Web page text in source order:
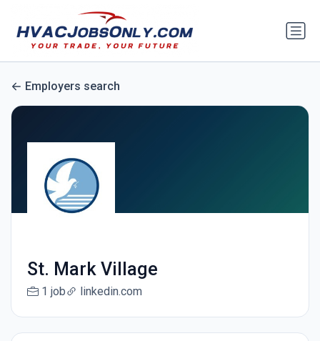
Employers search
St. Mark Village
1 job linkedin.com